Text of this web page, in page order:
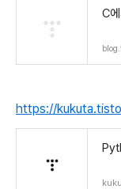
C
https://